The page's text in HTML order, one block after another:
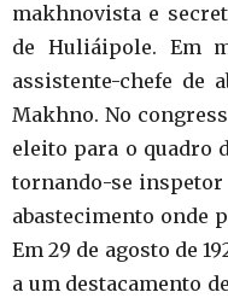
makhnovista e
de Huliáipole. Em
assistente-chefe de
Makhno. No
eleito para o quadro
tornando-se inspetor
abastecimento onde
Em 29 de agosto de
a um destacamento